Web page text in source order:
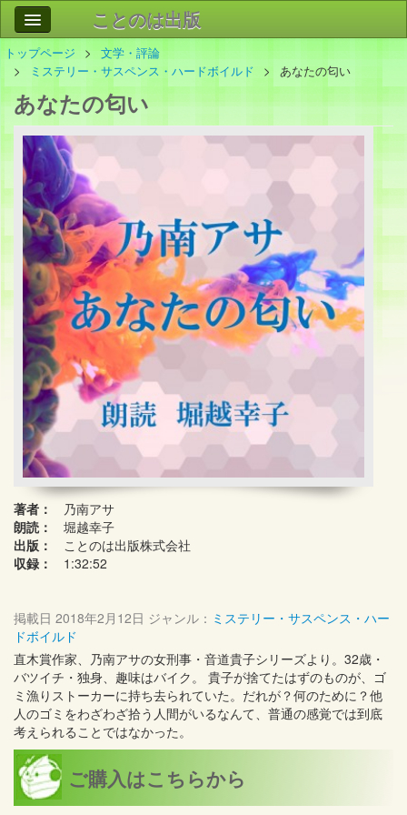
ことのは出版
作品
会社情報
お問い合わせ
トップページ
文学・評論
ミステリー・サスペンス・ハードボイルド
あなたの匂い
あなたの匂い
著者：
乃南アサ
朗読：
堀越幸子
出版：
ことのは出版株式会社
収録：
1:32:52
掲載日 2018年2月12日 ジャンル： ミステリー・サスペンス・ハー
ドボイルド
直木賞作家、乃南アサの女刑事・音道貴子シリーズより。32歳・
バツイチ・独身、趣味はバイク。 貴子が捨てたはずのものが、ゴ
ミ漁りストーカーに持ち去られていた。だれが？何のために？他
人のゴミをわざわざ拾う人間がいるなんて、普通の感覚では到底
考えられることではなかった。
ご購入はこちらから